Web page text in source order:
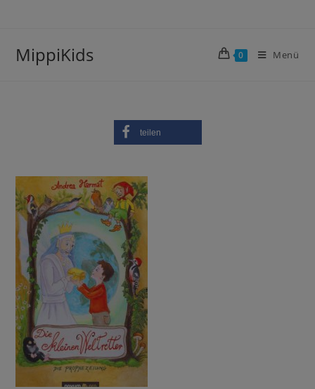
MippiKids 0 Menü
teilen